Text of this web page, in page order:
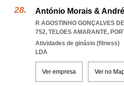
António Morais &
R AGOSTINHO GONÇALVES
752, TELOES AMARANTE,
Atividades de ginásio (fitness)
LDA
Ver empresa Ver no